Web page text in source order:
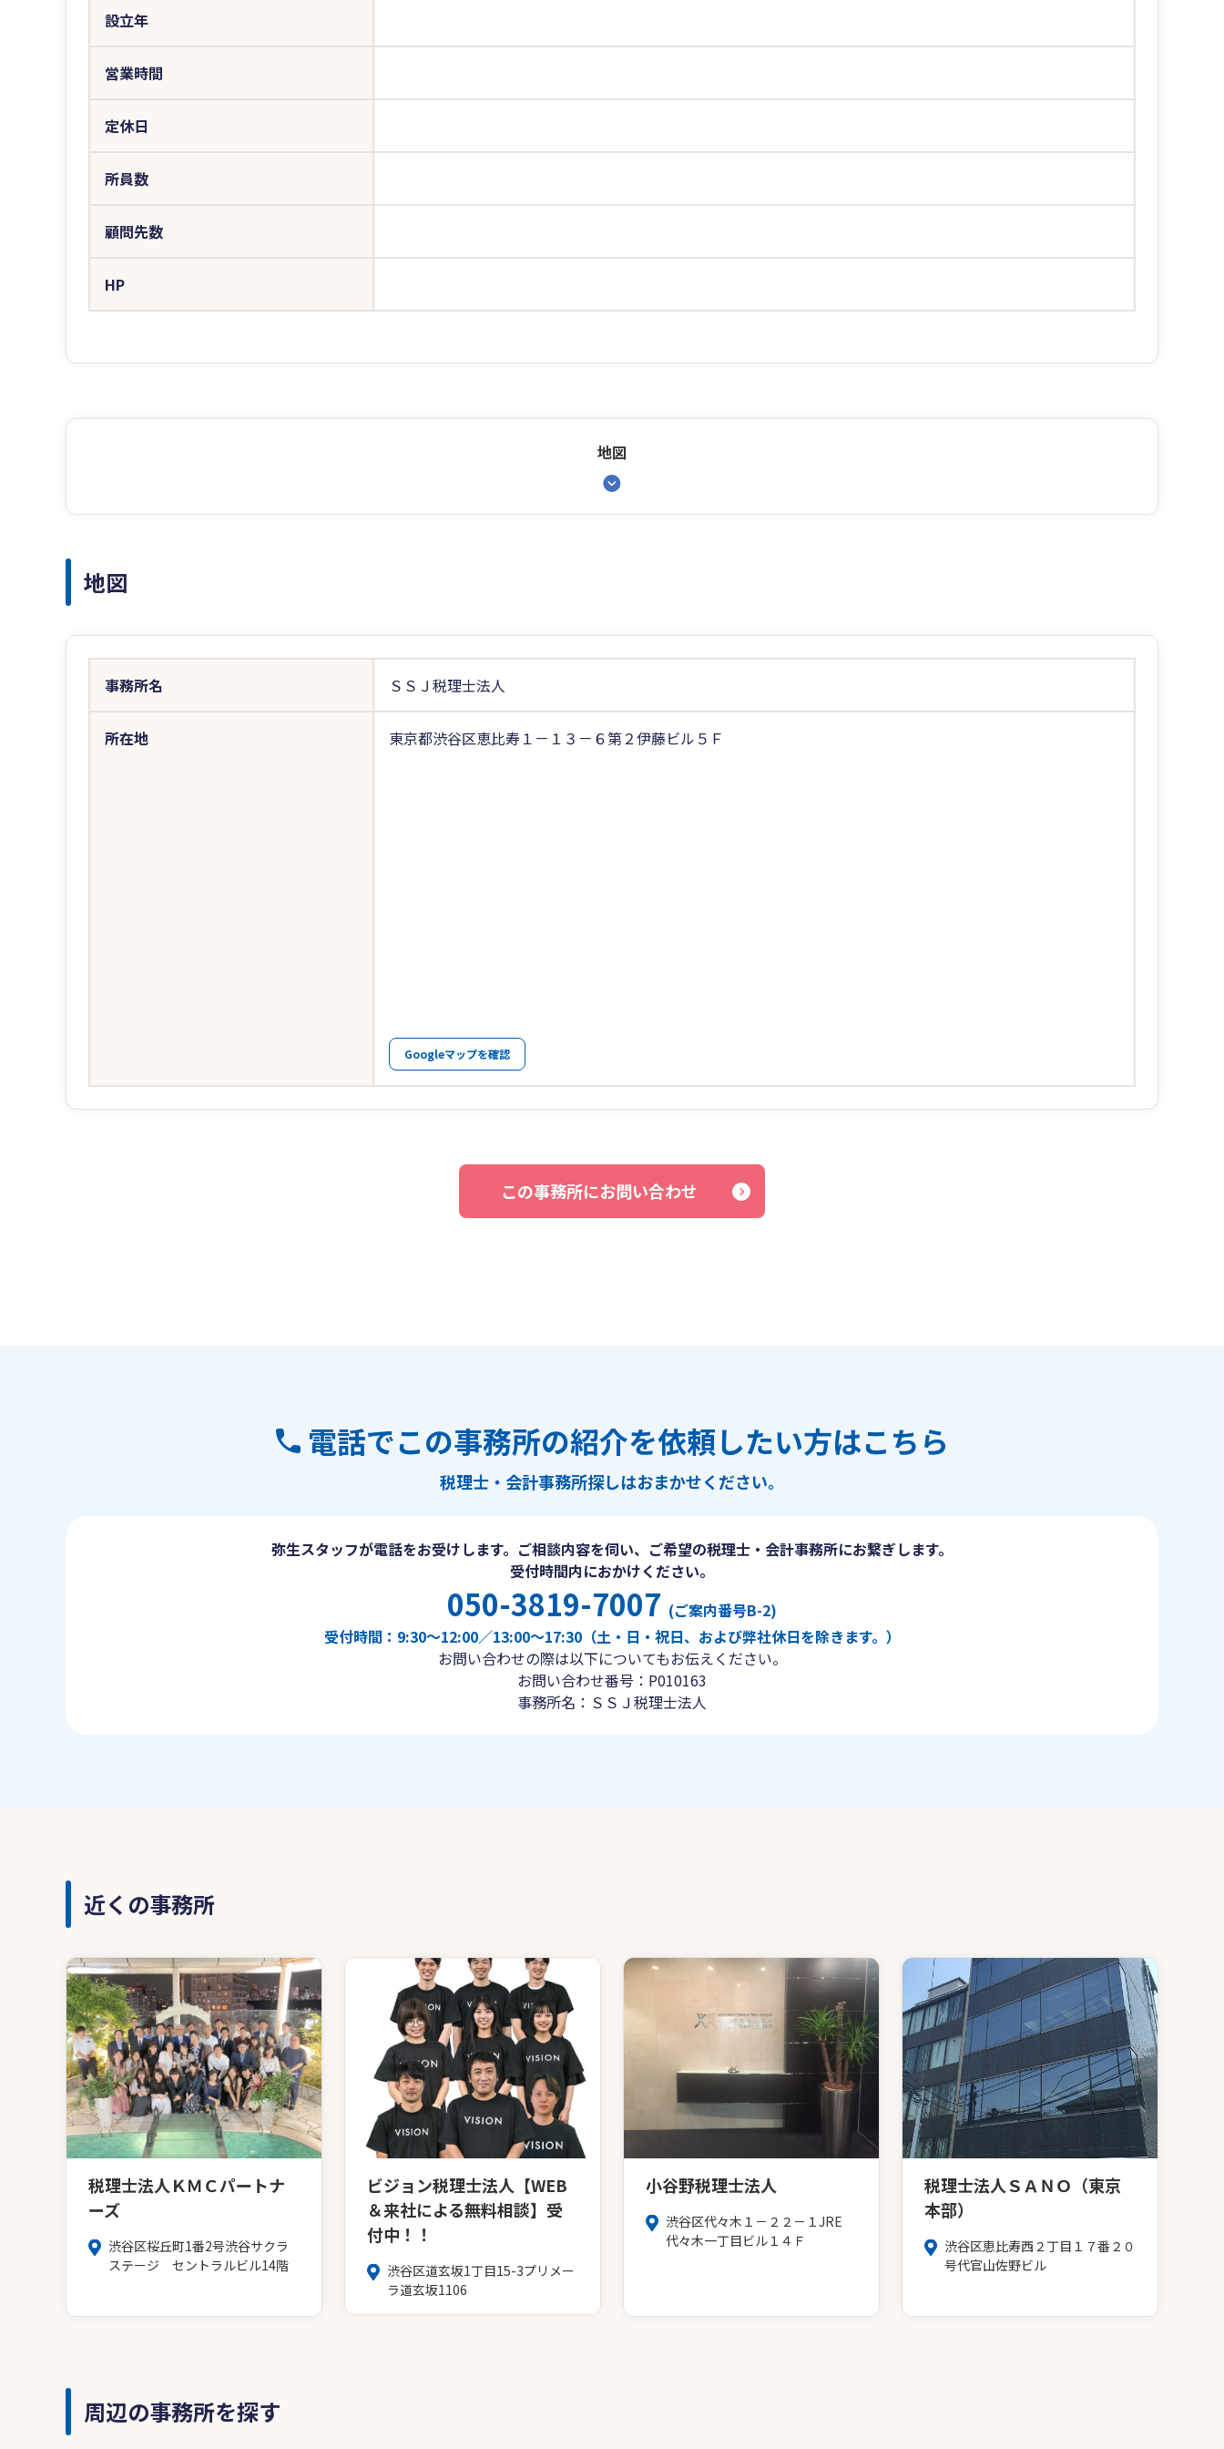
設立年
営業時間
定休日
所員数
顧問先数
HP
地図
地図
事務所名 ＳＳＪ税理士法人
所在地 東京都渋谷区恵比寿１－１３－６第２伊藤ビル５Ｆ
Googleマップを確認
この事務所にお問い合わせ
電話でこの事務所の紹介を依頼したい方はこちら
税理士・会計事務所探しはおまかせください。
弥生スタッフが電話をお受けします。ご相談内容を伺い、ご希望の税理士・会計事務所にお繋ぎします。
受付時間内におかけください。
050-3819-7007 (ご案内番号B-2)
受付時間：9:30〜12:00／13:00〜17:30（土・日・祝日、および弊社休日を除きます。）
お問い合わせの際は以下についてもお伝えください。
お問い合わせ番号：P010163
事務所名：ＳＳＪ税理士法人
近くの事務所
税理士法人ＫＭＣパートナ
ーズ
渋谷区桜丘町1番2号渋谷サクラ
ステージ セントラルビル14階
ビジョン税理士法人【WEB
＆来社による無料相談】受
付中！！
渋谷区道玄坂1丁目15-3プリメー
ラ道玄坂1106
小谷野税理士法人
渋谷区代々木１－２２－１JRE
代々木一丁目ビル１４Ｆ
税理士法人ＳＡＮＯ（東京
本部）
渋谷区恵比寿西２丁目１７番２０
号代官山佐野ビル
周辺の事務所を探す